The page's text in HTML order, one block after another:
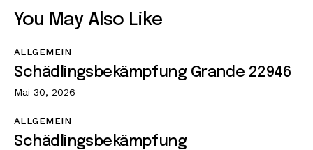
You May Also Like
ALLGEMEIN
Schädlingsbekämpfung Grande 22946
Mai 30, 2026
ALLGEMEIN
Schädlingsbekämpfung